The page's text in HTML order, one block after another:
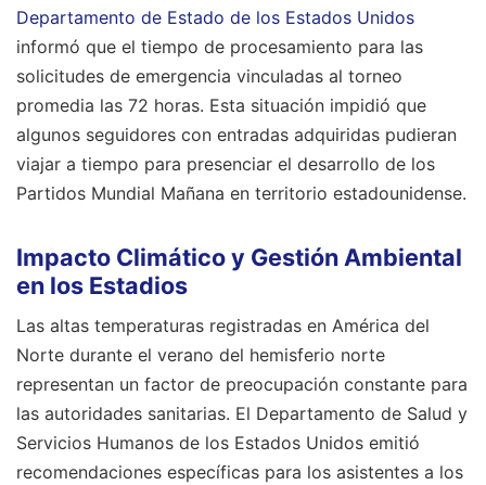
Departamento de Estado de los Estados Unidos
informó que el tiempo de procesamiento para las
solicitudes de emergencia vinculadas al torneo
promedia las 72 horas. Esta situación impidió que
algunos seguidores con entradas adquiridas pudieran
viajar a tiempo para presenciar el desarrollo de los
Partidos Mundial Mañana en territorio estadounidense.
Impacto Climático y Gestión Ambiental
en los Estadios
Las altas temperaturas registradas en América del
Norte durante el verano del hemisferio norte
representan un factor de preocupación constante para
las autoridades sanitarias. El Departamento de Salud y
Servicios Humanos de los Estados Unidos emitió
recomendaciones específicas para los asistentes a los